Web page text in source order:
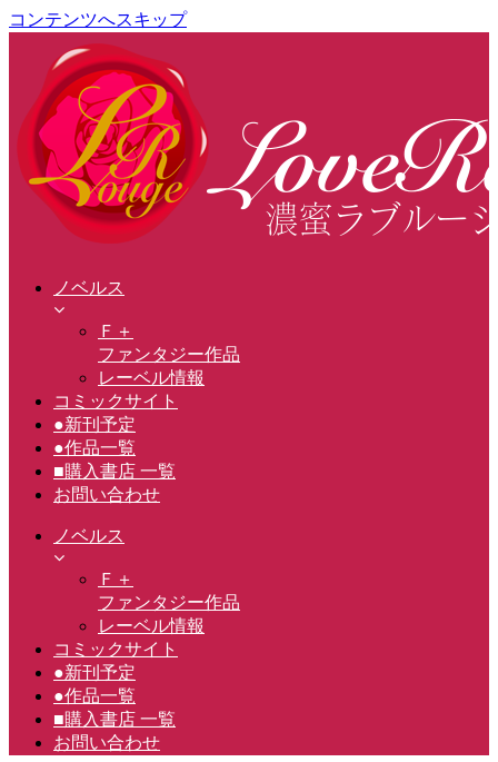
コンテンツへスキップ
ノベルス
Ｆ＋
ファンタジー作品
レーベル情報
コミックサイト
●新刊予定
●作品一覧
■購入書店 一覧
お問い合わせ
ノベルス
Ｆ＋
ファンタジー作品
レーベル情報
コミックサイト
●新刊予定
●作品一覧
■購入書店 一覧
お問い合わせ